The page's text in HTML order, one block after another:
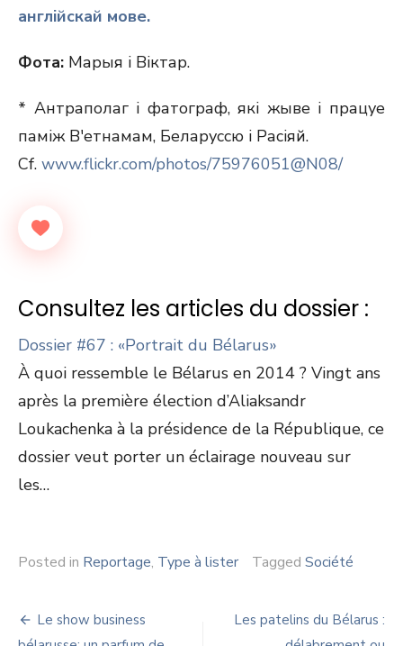
англійскай мове.
Фота: Марыя i Вiктар.
* Антраполаг і фатограф, які жыве і працуе
паміж В'етнамам, Беларуссю і Расіяй.
Cf. www.flickr.com/photos/75976051@N08/
Consultez les articles du dossier :
Dossier #67 : «Portrait du Bélarus»
À quoi ressemble le Bélarus en 2014 ? Vingt ans
après la première élection d’Aliaksandr
Loukachenka à la présidence de la République, ce
dossier veut porter un éclairage nouveau sur
les…
Posted in Reportage, Type à lister Tagged Société
Navigation
Le show business
Les patelins du Bélarus :